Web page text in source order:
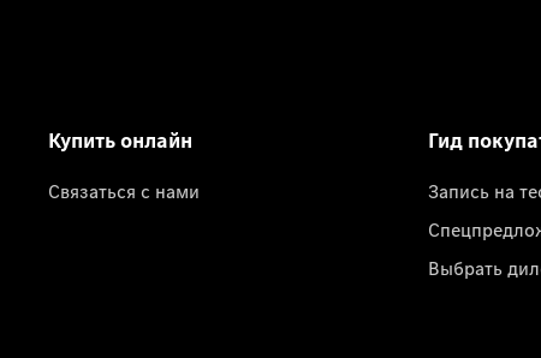
Купить онлайн
Связаться с нами
Гид
Запись на
Выбрать